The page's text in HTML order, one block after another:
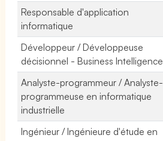
Responsable d'application
informatique
Développeur / Développeuse
décisionnel - Business Intelligence
Analyste-programmeur / Analyste-
programmeuse en informatique
industrielle
Ingénieur / Ingénieure d'étude en